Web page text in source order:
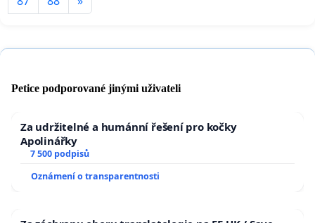
Petice podporované jinými uživateli
Za udržitelné a humánní řešení pro kočky
Apolinářky
7 500 podpisů
Oznámení o transparentnosti